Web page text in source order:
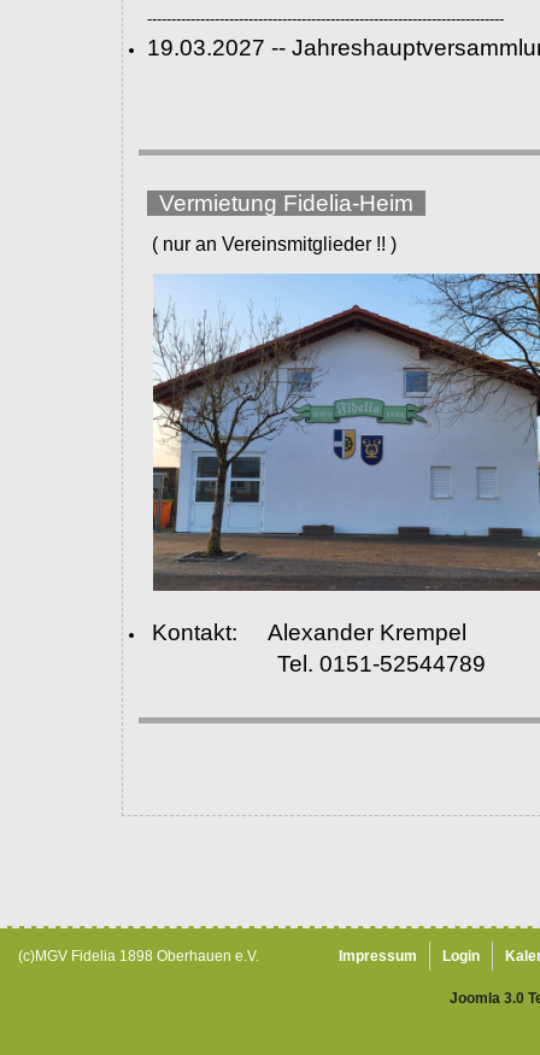
--------------------------------------------------------------------------
19.03.2027 --
Vermietung Fidelia-Heim
( nur an Vereinsmitglieder !! )
Kontakt: Alexander Krempel
Tel. 0151-52544789
(c)MGV Fidelia 1898 Oberhauen e.V. Impressum Login
Joomla 3.0